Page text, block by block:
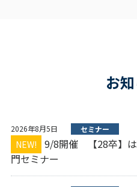
お
2026年8月5日 セミナー
NEW!
9/8開催 【28卒】は
門セミナー